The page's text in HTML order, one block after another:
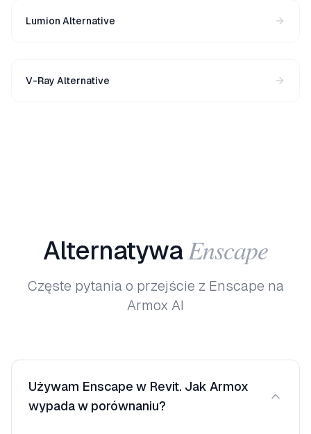
Lumion Alternative
V-Ray Alternative
Alternatywa Enscape
Częste pytania o przejście z Enscape na
Armox AI
Używam Enscape w Revit. Jak Armox
wypada w porównaniu?